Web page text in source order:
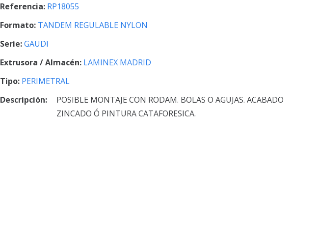
Referencia: RP18055
Formato: TANDEM REGULABLE NYLON
Serie:GAUDI
Extrusora / Almacén: LAMINEX MADRID
Tipo: PERIMETRAL
Descripción:
POSIBLE MONTAJE CON RODAM. BOLAS O AGUJAS. ACABADO
ZINCADO Ó PINTURA CATAFORESICA.